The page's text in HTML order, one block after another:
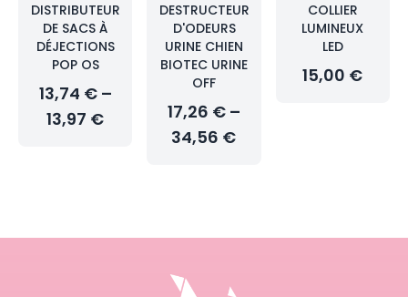
DISTRIBUTEUR
DE SACS À
DÉJECTIONS
POP OS
13,74 € –
13,97 €
DESTRUCTEUR
D'ODEURS
URINE CHIEN
BIOTEC URINE
OFF
17,26 € –
34,56 €
COLLIER
LUMINEUX
LED
15,00 €